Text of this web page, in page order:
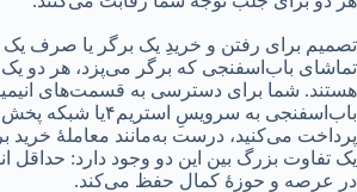
تصمیم برای رفتن و خریدِ یک برگر یا صرف
تماشای باب‌اسفنجی که برگر می‌پزد، هر دو یک
هستند. شما برای دسترسی به قسمت‌های
باب‌اسفنجی به سرویسِ
پرداخت می‌کنید، درست به‌مانند معاملۀ خرید
یک تفاوت بزرگ بین این دو وجود دارد: حداقل
در عرصه و حوزۀ کمال حفظ می‌کند.